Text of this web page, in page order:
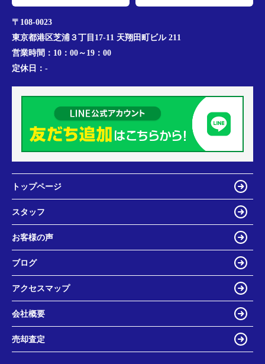
〒108-0023
東京都港区芝浦３丁目17-11 天翔田町ビル 211
営業時間： 10：00～19：00
定休日： -
トップページ
スタッフ
お客様の声
ブログ
アクセスマップ
会社概要
売却査定